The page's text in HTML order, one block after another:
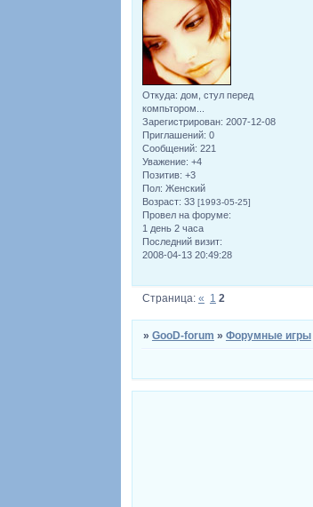
Откуда: дом, стул перед
компьтором...
Зарегистрирован: 2007-12-08
Приглашений: 0
Сообщений: 221
Уважение: +4
Позитив: +3
Пол: Женский
Возраст: 33 [1993-05-25]
Провел на форуме:
1 день 2 часа
Последний визит:
2008-04-13 20:49:28
Страница: « 1 2
» GooD-forum » Форумные игры